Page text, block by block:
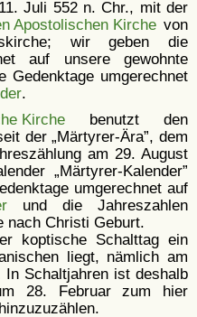
Juli 552 n. Chr., mit der
Apostolischen Kirche von
wir geben die
auf unsere gewohnte
Gedenktage umgerechnet
.
Kirchebenutzt den
der Märtyrer-Ära , dem
am 29. August
Märtyrer-Kalender
umgerechnet auf
und die Jahreszahlen
nach Christi Geburt.
koptische Schalttag ein
liegt, nämlich am
In Schaltjahren ist deshalb
28. Februar zum hier